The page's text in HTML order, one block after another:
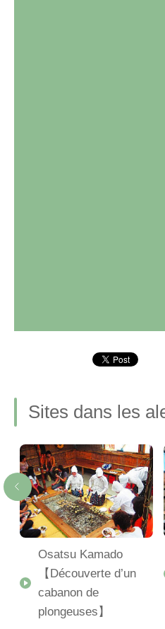
Sites dans les
Osatsu Kamado
【Découverte d’un
cabanon de
plongeuses】